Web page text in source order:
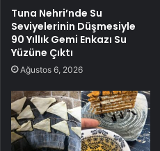
Tuna Nehri’nde Su
Seviyelerinin Düşmesiyle
90 Yıllık Gemi Enkazı Su
Yüzüne Çıktı
Ağustos 6, 2026